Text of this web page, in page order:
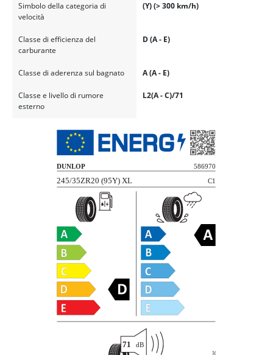
Simbolo della categoria di
velocità
(Y) (> 300 km/h)
Classe di efficienza del
carburante
D (A - E)
Classe di aderenza sul bagnato A (A - E)
Classe e livello di rumore
esterno
L2(A - C)/71